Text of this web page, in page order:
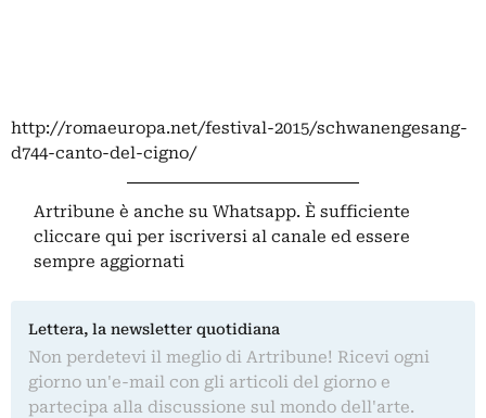
http://romaeuropa.net/festival-2015/schwanengesang-
d744-canto-del-cigno/
Artribune è anche su Whatsapp. È sufficiente
cliccare qui per iscriversi al canale ed essere
sempre aggiornati
Lettera, la newsletter quotidiana
Non perdetevi il meglio di Artribune! Ricevi ogni
giorno un'e-mail con gli articoli del giorno e
partecipa alla discussione sul mondo dell'arte.